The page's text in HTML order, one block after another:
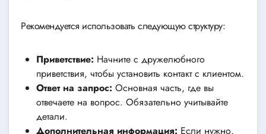
Рекомендуется использовать следующую структуру:
Приветствие: Начните с дружелюбного
приветствия, чтобы установить контакт с клиентом.
Ответ на запрос: Основная часть, где вы
отвечаете на вопрос. Обязательно учитывайте
детали.
Дополнительная информация: Если нужно,